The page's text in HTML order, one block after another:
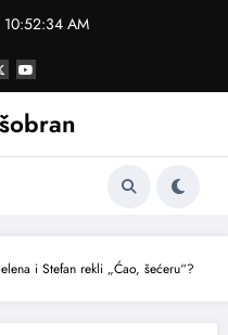
10:52:35 AM
i Stefan rekli „Ćao, šećeru“?